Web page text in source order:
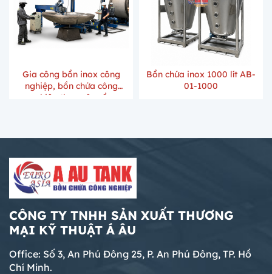
Gia công bồn inox công
nghiệp, bồn chứa công
nghiệp theo yêu cầu
Bồn chứa inox 1000 lít AB-
01-1000
CÔNG TY TNHH SẢN XUẤT THƯƠNG
MẠI KỸ THUẬT Á ÂU
Office: Số 3, An Phú Đông 25, P. An Phú Đông, TP. Hồ
Chí Minh.